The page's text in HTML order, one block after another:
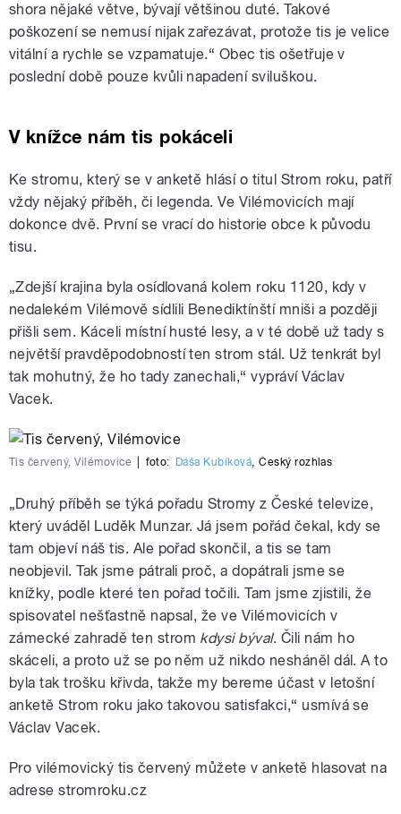
shora nějaké větve, bývají většinou duté. Takové
poškození se nemusí nijak zařezávat, protože tis je velice
vitální a rychle se vzpamatuje.“ Obec tis ošetřuje v
poslední době pouze kvůli napadení sviluškou.
V knížce nám tis pokáceli
Ke stromu, který se v anketě hlásí o titul Strom roku, patří
vždy nějaký příběh, či legenda. Ve Vilémovicích mají
dokonce dvě. První se vrací do historie obce k původu
tisu.
„Zdejší krajina byla osídlovaná kolem roku 1120, kdy v
nedalekém Vilémově sídlili Benediktínští mniši a později
přišli sem. Káceli místní husté lesy, a v té době už tady s
největší pravděpodobností ten strom stál. Už tenkrát byl
tak mohutný, že ho tady zanechali,“ vypráví Václav
Vacek.
Tis červený, Vilémovice foto: Dáša Kubíková,Český rozhlas
„Druhý příběh se týká pořadu Stromy z České televize,
který uváděl Luděk Munzar. Já jsem pořád čekal, kdy se
tam objeví náš tis. Ale pořad skončil, a tis se tam
neobjevil. Tak jsme pátrali proč, a dopátrali jsme se
knížky, podle které ten pořad točili. Tam jsme zjistili, že
spisovatel nešťastně napsal, že ve Vilémovicích v
zámecké zahradě ten strom kdysi býval. Čili nám ho
skáceli, a proto už se po něm už nikdo nesháněl dál. A to
byla tak trošku křivda, takže my bereme účast v letošní
anketě Strom roku jako takovou satisfakci,“ usmívá se
Václav Vacek.
Pro vilémovický tis červený můžete v anketě hlasovat na
adrese stromroku.cz